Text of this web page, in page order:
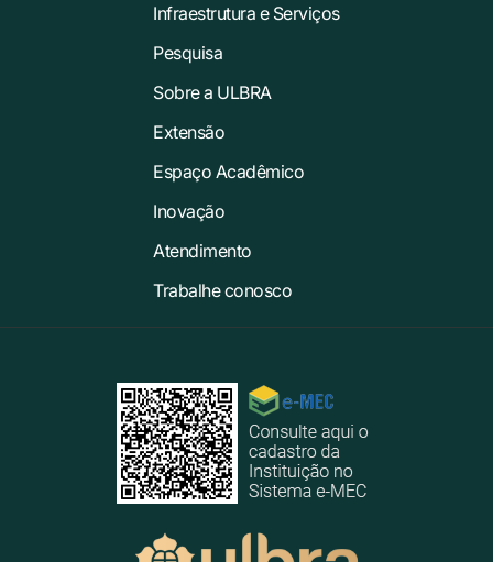
Infraestrutura e Serviços
Pesquisa
Sobre a ULBRA
Extensão
Espaço Acadêmico
Inovação
Atendimento
Trabalhe conosco